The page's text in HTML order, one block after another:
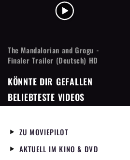
The Mandalorian and Grogu -
Finaler Trailer (Deutsch) HD
KÖNNTE DIR GEFALLEN
BELIEBTESTE VIDEOS
ZU MOVIEPILOT
AKTUELL IM KINO & DVD